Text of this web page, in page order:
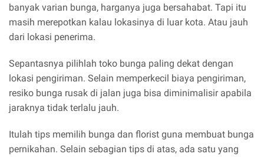
banyak varian bunga, harganya juga bersahabat. Tapi itu
masih merepotkan kalau lokasinya di luar kota. Atau jauh
dari lokasi penerima.
Sepantasnya pilihlah toko bunga paling dekat dengan
lokasi pengiriman. Selain memperkecil biaya pengiriman,
resiko bunga rusak di jalan juga bisa diminimalisir apabila
jaraknya tidak terlalu jauh.
Itulah tips memilih bunga dan florist guna membuat bunga
pernikahan. Selain sebagian tips di atas, ada satu yang